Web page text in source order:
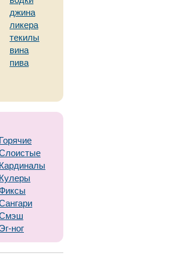
джина
ликера
текилы
вина
пива
Горячие
Кардиналы
Кулеры
Эг-ног